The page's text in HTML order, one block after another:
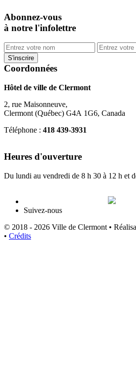
Abonnez-vous
à notre l'infolettre
Coordonnées
Hôtel de ville de Clermont
2, rue Maisonneuve,
Clermont (Québec) G4A 1G6, Canada
Téléphone : 418 439-3931
Heures d'ouverture
Du lundi au vendredi de 8 h 30 à 12 h et
Suivez-nous
© 2018 - 2026 Ville de Clermont •
• Crédits